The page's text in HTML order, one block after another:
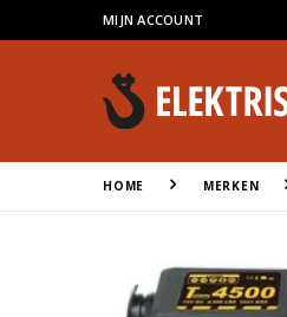
MIJN ACCOUNT
HOME MERKEN